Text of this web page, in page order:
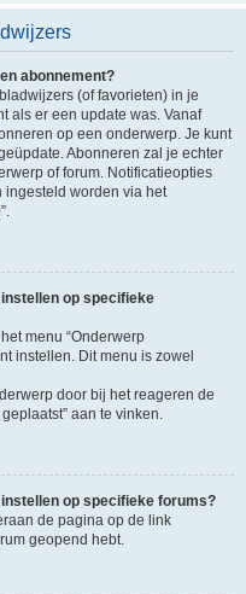
abonnement?
(of favorieten) in je
als er een update was. Vanaf
op een onderwerp. Je kunt
Abonneren zal je echter
of forum. Notificatieopties
worden via het
op specifieke
menu “Onderwerp
instellen. Dit menu is zowel
door bij het reageren de
aan te vinken.
op specifieke forums?
de pagina op de link
geopend hebt.